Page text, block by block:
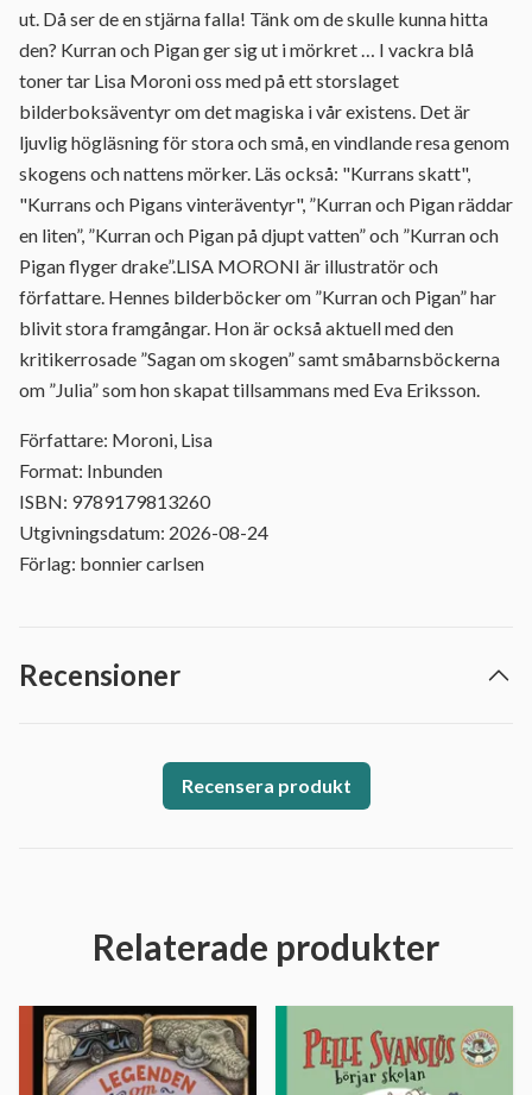
ut. Då ser de en stjärna falla! Tänk om de skulle kunna hitta
den? Kurran och Pigan ger sig ut i mörkret … I vackra blå
toner tar Lisa Moroni oss med på ett storslaget
bilderboksäventyr om det magiska i vår existens. Det är
ljuvlig högläsning för stora och små, en vindlande resa genom
skogens och nattens mörker. Läs också: "Kurrans skatt",
"Kurrans och Pigans vinteräventyr", ”Kurran och Pigan räddar
en liten”, ”Kurran och Pigan på djupt vatten” och ”Kurran och
Pigan flyger drake”.LISA MORONI är illustratör och
författare. Hennes bilderböcker om ”Kurran och Pigan” har
blivit stora framgångar. Hon är också aktuell med den
kritikerrosade ”Sagan om skogen” samt småbarnsböckerna
om ”Julia” som hon skapat tillsammans med Eva Eriksson.
Författare: Moroni, Lisa
Format: Inbunden
ISBN: 9789179813260
Utgivningsdatum: 2026-08-24
Förlag: bonnier carlsen
Recensioner
Recensera produkt
Relaterade produkter